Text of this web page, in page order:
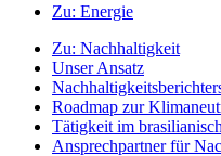
Zu: Energie
Zu: Nachhaltigkeit
Unser Ansatz
Roadmap zur
Tätigkeit im
Ansprechpartner für